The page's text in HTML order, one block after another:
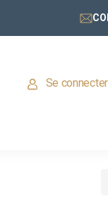
Se connecter